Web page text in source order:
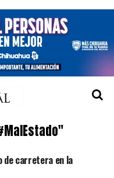
de carretera en la